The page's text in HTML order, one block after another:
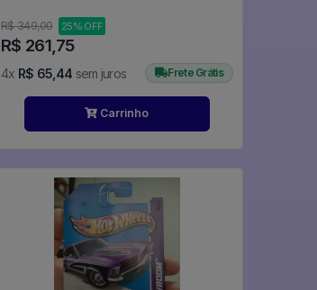
R$ 349,00 25% OFF
R$ 261,75
4x R$ 65,44 sem juros Frete Grátis
Carrinho